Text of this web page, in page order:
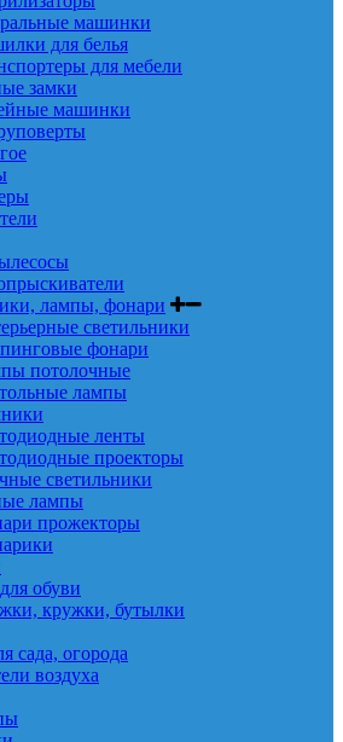
машинки
для белья
для мебели
замки
машинки
лампы, фонари
светильники
фонари
потолочные
лампы
ленты
проекторы
светильники
лампы
прожекторы
обуви
кружки, бутылки
сада, огорода
воздуха